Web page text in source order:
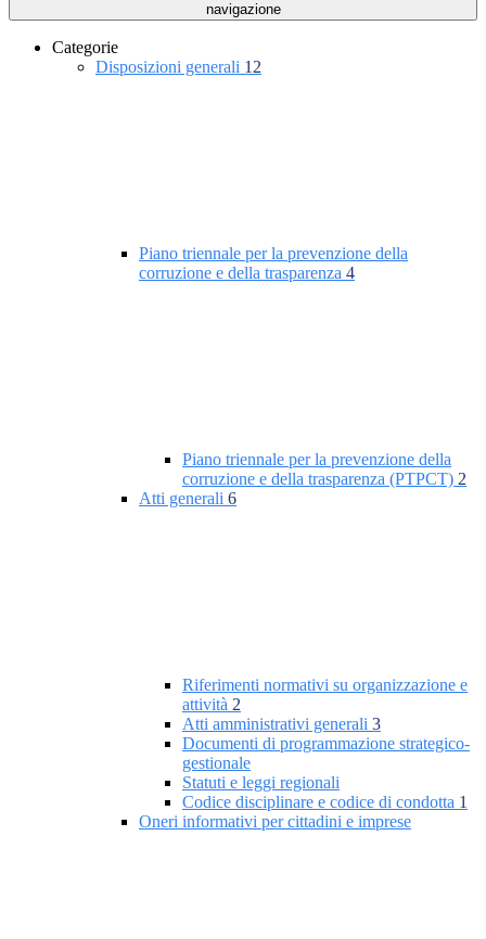
navigazione
Categorie
Disposizioni generali 12
Piano triennale per la prevenzione della
corruzione e della trasparenza 4
Piano triennale per la prevenzione della
corruzione e della trasparenza (PTPCT) 2
Atti generali 6
Riferimenti normativi su organizzazione e
attività 2
Atti amministrativi generali 3
Documenti di programmazione strategico-
gestionale
Statuti e leggi regionali
Codice disciplinare e codice di condotta 1
Oneri informativi per cittadini e imprese